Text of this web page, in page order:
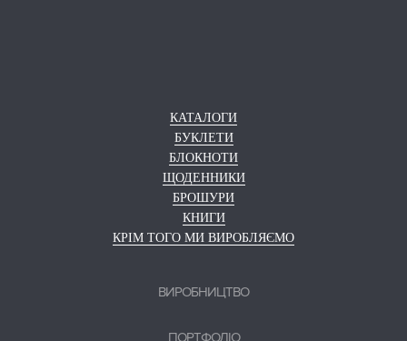
КАТАЛОГИ
БУКЛЕТИ
БЛОКНОТИ
ЩОДЕННИКИ
БРОШУРИ
КНИГИ
КРІМ ТОГО МИ ВИРОБЛЯЄМО
ВИРОБНИЦТВО
ПОРТФОЛІО